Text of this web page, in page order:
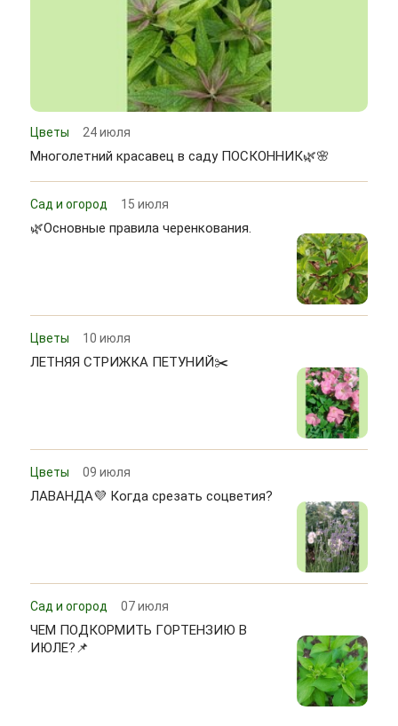
Цветы 24 июля
Многолетний красавец в саду ПОСКОННИК🌿🌸
Сад и огород 15 июля
🌿Основные правила черенкования.
Цветы 10 июля
ЛЕТНЯЯ СТРИЖКА ПЕТУНИЙ✂️
Цветы 09 июля
ЛАВАНДА💜 Когда срезать соцветия?
Сад и огород 07 июля
ЧЕМ ПОДКОРМИТЬ ГОРТЕНЗИЮ В
ИЮЛЕ?📌